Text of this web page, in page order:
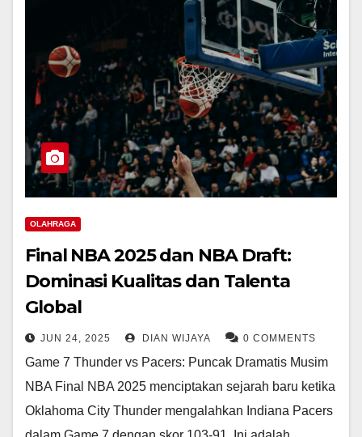
OLAHRAGA
Final NBA 2025 dan NBA Draft:
Dominasi Kualitas dan Talenta
Global
JUN 24, 2025 DIAN WIJAYA 0 COMMENTS
Game 7 Thunder vs Pacers: Puncak Dramatis Musim
NBA Final NBA 2025 menciptakan sejarah baru ketika
Oklahoma City Thunder mengalahkan Indiana Pacers